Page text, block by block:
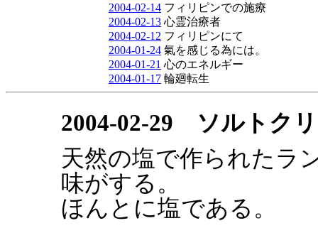
2004-02-14 フィリピンでの施療
2004-02-13 心霊治療者
2004-02-12 フィリピンにて
2004-01-24 氣を感じる為には。
2004-01-21 心のエネルギー
2004-01-17 輪廻転生
2004-02-29 ソルトク
天然の塩で作られたラ
味がする。
ほんとに塩である。